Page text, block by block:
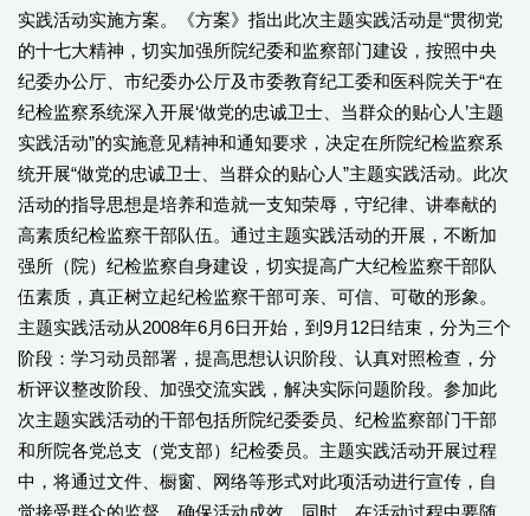
实践活动实施方案。《方案》指出此次主题实践活动是“贯彻党
的十七大精神，切实加强所院纪委和监察部门建设，按照中央
纪委办公厅、市纪委办公厅及市委教育纪工委和医科院关于“在
纪检监察系统深入开展‘做党的忠诚卫士、当群众的贴心人’主题
实践活动”的实施意见精神和通知要求，决定在所院纪检监察系
统开展“做党的忠诚卫士、当群众的贴心人”主题实践活动。此次
活动的指导思想是培养和造就一支知荣辱，守纪律、讲奉献的
高素质纪检监察干部队伍。通过主题实践活动的开展，不断加
强所（院）纪检监察自身建设，切实提高广大纪检监察干部队
伍素质，真正树立起纪检监察干部可亲、可信、可敬的形象。
主题实践活动从2008年6月6日开始，到9月12日结束，分为三个
阶段：学习动员部署，提高思想认识阶段、认真对照检查，分
析评议整改阶段、加强交流实践，解决实际问题阶段。参加此
次主题实践活动的干部包括所院纪委委员、纪检监察部门干部
和所院各党总支（党支部）纪检委员。主题实践活动开展过程
中，将通过文件、橱窗、网络等形式对此项活动进行宣传，自
觉接受群众的监督，确保活动成效。同时，在活动过程中要随